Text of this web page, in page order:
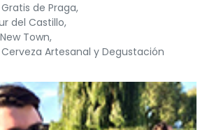
de Praga,
del Castillo,
Town,
Artesanal y Degustación